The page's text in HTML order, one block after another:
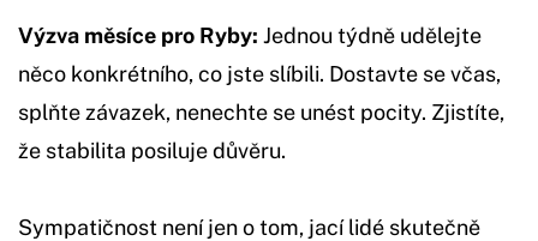
Výzva měsíce pro Ryby: Jednou týdně udělejte
něco konkrétního, co jste slíbili. Dostavte se včas,
splňte závazek, nenechte se unést pocity. Zjistíte,
že stabilita posiluje důvěru.
Sympatičnost není jen o tom, jací lidé skutečně